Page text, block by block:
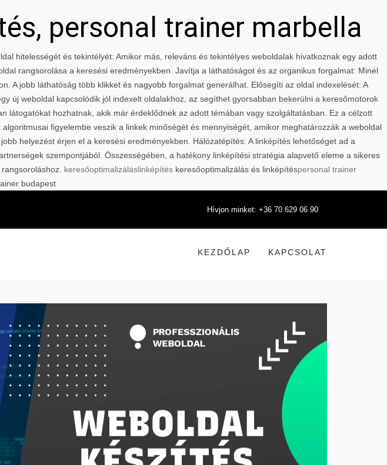
personal trainer marbella
hitelességét és tekintélyét: Amikor más, releváns és tekintélyes weboldalak hivatkoznak egy adott
rangsorolása a keresési eredményekben. Javítja a láthatóságot és az organikus forgalmat: Minél
A jobb láthatóság több klikket és nagyobb forgalmat generálhat. Elősegíti az oldal indexelését: A
új weboldal kapcsolódik jól indexelt oldalakhoz, az segíthet gyorsabban bekerülni a keresőmotorok
hozhatnak, akik már érdeklődnek az adott témában vagy szolgáltatásban. Ez a célzott
figyelembe veszik a linkek minőségét és mennyiségét, amikor meghatározzák a weboldal
helyezést érjen el a keresési eredményekben. Hálózatépítés: A linképítés lehetőséget ad a
szempontjából. Összességében, a hatékony linképítési stratégia alapvető eleme a sikeres
keresőoptimalizáláslinképítéskeresőoptimalizálás és linképítéspersonal trainer
budapest
Hívjon minket: +36 70 629 06 90
KEZDŐLAP KAPCSOLAT